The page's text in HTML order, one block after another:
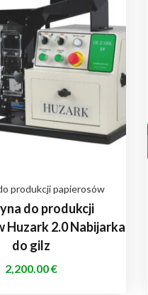
produkcji papierosów
do produkcji
Huzark 2.0 Nabijarka
do gilz
2,200.00€